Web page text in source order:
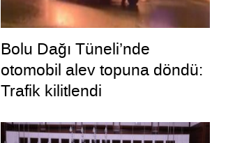
Bolu Dağı Tüneli’nde
otomobil alev topuna döndü:
Trafik kilitlendi